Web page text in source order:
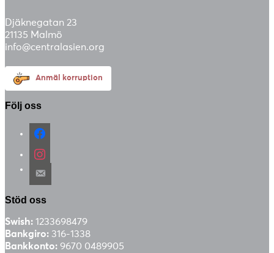
Djäknegatan 23
21135 Malmö
info@centralasien.org
Anmäl korruption
Följ oss
facebook
instagram
email-
Stöd oss
Swish: 1233698479
Bankgiro: 316-1338
Bankkonto: 9670 0489905